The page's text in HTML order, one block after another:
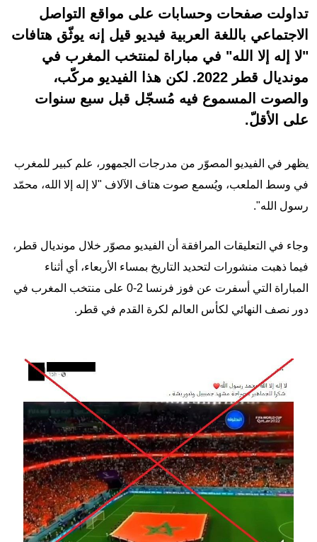
تداولت صفحات وحسابات على مواقع التواصل
الاجتماعي باللغة العربية فيديو قيل إنه يوثّق هتافات
"لا إله إلا الله" في مباراة لمنتخب المغرب في
مونديال قطر 2022. لكن هذا الفيديو مركّب،
والصوت المسموع فيه مُسجّل قبل سبع سنوات
على الأقلّ.
يظهر في الفيديو المصوّر من مدرجات الجمهور، علم كبير للمغرب
في وسط الملعب، ويُسمع صوت هتاف الآلاف "لا إله إلا الله، محمّد
رسول الله".
وجاء في التعليقات المرافقة أن الفيديو مصوّر خلال مونديال قطر،
فيما ذهبت منشورات لتحديد التاريخ بمساء الأربعاء، أي أثناء
المباراة التي أسفرت عن فوز فرنسا 2-0 على منتخب المغرب في
دور نصف النهائي لكأس العالم لكرة القدم في قطر.
Image